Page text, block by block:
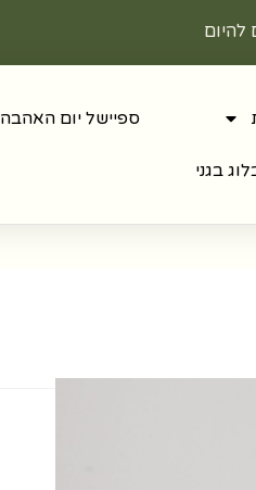
להיום
ספיישל יום האהבה
בגני